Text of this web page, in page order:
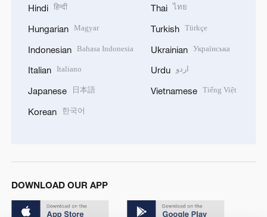
Hindi हिन्दी
Hungarian Magyar
Indonesian Bahasa Indonesia
Italian Italiano
Japanese 日本語
Korean 한국어
Thai ไทย
Turkish Türkçe
Ukrainian Українська
Urdu اردو
Vietnamese Tiếng Việt
DOWNLOAD OUR APP